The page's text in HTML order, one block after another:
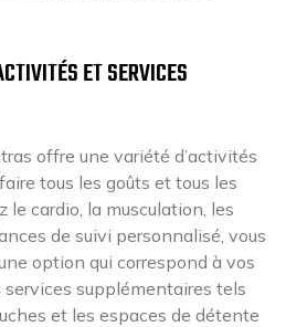
ET SERVICES
offre une variété d’activités
tous les goûts et tous les
le cardio, la musculation, les
de suivi personnalisé, vous
option qui correspond à vos
services supplémentaires tels
et les espaces de détente